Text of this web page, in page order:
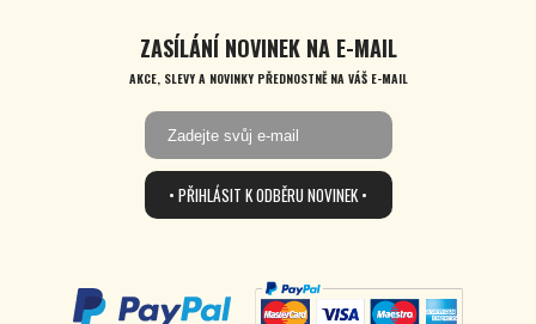
ZASÍLÁNÍ NOVINEK NA E-MAIL
AKCE, SLEVY A NOVINKY PŘEDNOSTNĚ NA VÁŠ E-MAIL
• PŘIHLÁSIT K ODBĚRU NOVINEK •